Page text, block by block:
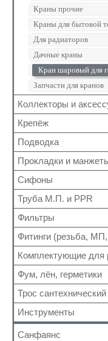
Обратный клапан
Поплавковый клапан
Регулятор давления
Кран Маевского
Группы безопасности
Краны прочие
Краны для бытовой
Для радиаторов
Дачные краны
Кран шаровый для
Запчасти для кранов
Коллекторы и
Аксессуары для
Коллекторные группы
Коллекторы
Крепёж
Для труб
Для радиатора
Прочий
Подводка
Газ
Газ сильфон
Вода
Вода сильфон
Вода гигант
к смесителю
к смесителю сильфон
Медь
Шланги для
машин
Прокладки и
Прокладки
Для радиаторов
Сальники
Манжеты для
Наборы
Сифоны
Выпуск
Донный клапан
Колено
Сифон
Обвязка для ванн
Трапы
Трубка
Гофра для сифона
Труба М.П. и PPR
Металлопластиковая
Полипропиленовая
Фильтры
Для обратного
Косой
Прямой
Самопромывной
Другие
Фитинги (резьба,
Резьбовые
Для МП труб
Для PPR труб
Для
Комплектующие для
Наборы
Комплектующие
Краны Маевского
Кронштейны
Фум, лён, герметики
ФУМ
Нить
Лён
Трос сантехнический
Инструменты
Санфаянс